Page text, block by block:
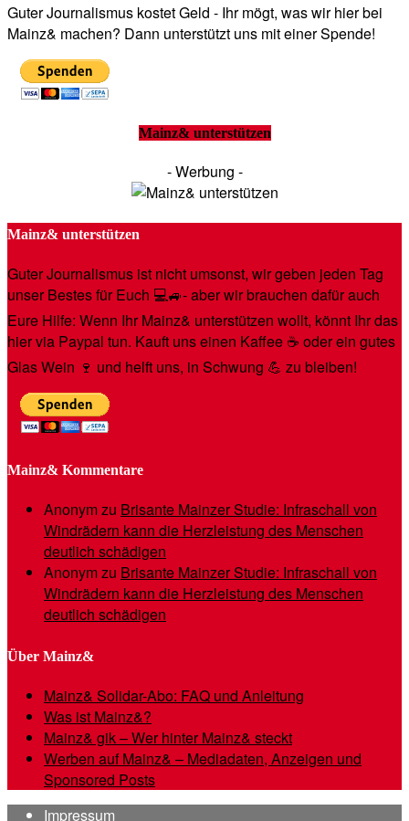
Guter Journalismus kostet Geld - Ihr mögt, was wir hier bei
Mainz& machen? Dann unterstützt uns mit einer Spende!
Mainz& unterstützen
- Werbung -
Mainz& unterstützen
Guter Journalismus ist nicht umsonst, wir geben jeden Tag
unser Bestes für Euch 💻🚙- aber wir brauchen dafür auch
Eure Hilfe: Wenn Ihr Mainz& unterstützen wollt, könnt Ihr das
hier via Paypal tun. Kauft uns einen Kaffee ☕️ oder ein gutes
Glas Wein 🍷 und helft uns, in Schwung 💪 zu bleiben!
Mainz& Kommentare
Anonymzu Brisante Mainzer Studie: Infraschall von
Windrädern kann die Herzleistung des Menschen
deutlich schädigen
Anonymzu Brisante Mainzer Studie: Infraschall von
Windrädern kann die Herzleistung des Menschen
deutlich schädigen
Über Mainz&
Mainz& Solidar-Abo: FAQ und Anleitung
Was ist Mainz&?
Mainz& gik – Wer hinter Mainz& steckt
Werben auf Mainz& – Mediadaten, Anzeigen und
Sponsored Posts
Impressum